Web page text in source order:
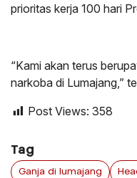
prioritas kerja 100 hari
“Kami akan terus
narkoba di Lumajang,”
Post Views: 358
Tag
Ganja di lumajang